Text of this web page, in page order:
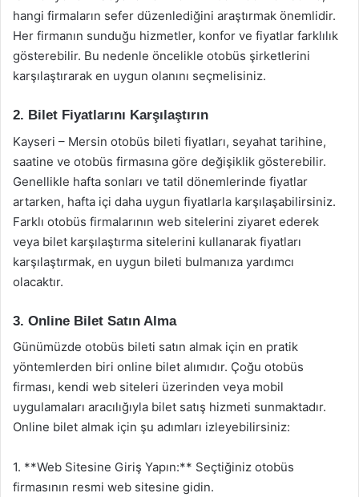
hangi firmaların sefer düzenlediğini araştırmak önemlidir.
Her firmanın sunduğu hizmetler, konfor ve fiyatlar farklılık
gösterebilir. Bu nedenle öncelikle otobüs şirketlerini
karşılaştırarak en uygun olanını seçmelisiniz.
2. Bilet Fiyatlarını Karşılaştırın
Kayseri – Mersin otobüs bileti fiyatları, seyahat tarihine,
saatine ve otobüs firmasına göre değişiklik gösterebilir.
Genellikle hafta sonları ve tatil dönemlerinde fiyatlar
artarken, hafta içi daha uygun fiyatlarla karşılaşabilirsiniz.
Farklı otobüs firmalarının web sitelerini ziyaret ederek
veya bilet karşılaştırma sitelerini kullanarak fiyatları
karşılaştırmak, en uygun bileti bulmanıza yardımcı
olacaktır.
3. Online Bilet Satın Alma
Günümüzde otobüs bileti satın almak için en pratik
yöntemlerden biri online bilet alımıdır. Çoğu otobüs
firması, kendi web siteleri üzerinden veya mobil
uygulamaları aracılığıyla bilet satış hizmeti sunmaktadır.
Online bilet almak için şu adımları izleyebilirsiniz:
1. **Web Sitesine Giriş Yapın:** Seçtiğiniz otobüs
firmasının resmi web sitesine gidin.